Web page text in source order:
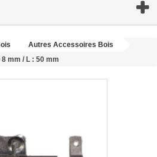
Autres Accessoires Bois
mm / L : 50 mm